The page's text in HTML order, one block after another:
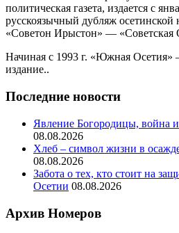
политическая газета, издается с
русскоязычный дубляж осетинской
«Советон Ирыстон» — «Советская
Начиная с 1993 г. «Южная Осетия»
издание..
Последние новости
Явление Богородицы, война
08.08.2026
Хлеб – символ жизни в
08.08.2026
Забота о тех, кто стоит на
Осетии 08.08.2026
Архив Номеров